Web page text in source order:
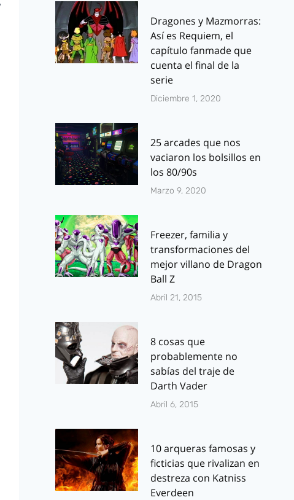
Dragones y Mazmorras:
Así es Requiem, el
capítulo fanmade que
cuenta el final de la
serie
Diciembre 1, 2020
25 arcades que nos
vaciaron los bolsillos en
los 80/90s
Marzo 9, 2020
Freezer, familia y
transformaciones del
mejor villano de Dragon
Ball Z
Abril 21, 2015
8 cosas que
probablemente no
sabías del traje de
Darth Vader
Abril 6, 2015
10 arqueras famosas y
ficticias que rivalizan en
destreza con Katniss
Everdeen